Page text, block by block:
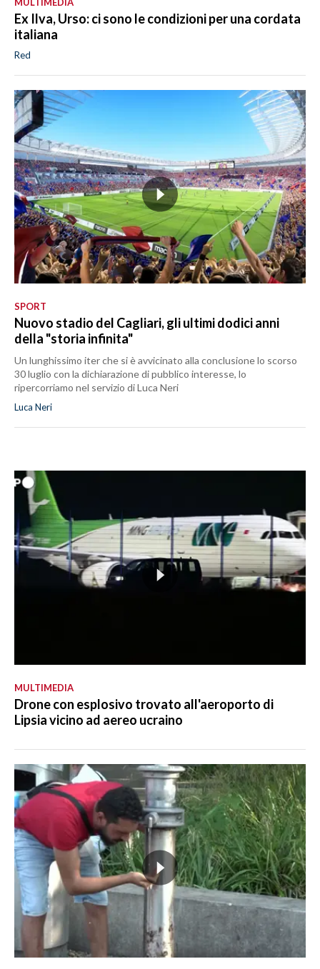
MULTIMEDIA
Ex Ilva, Urso: ci sono le condizioni per una cordata
italiana
Red
SPORT
Nuovo stadio del Cagliari, gli ultimi dodici anni
della "storia infinita"
Un lunghissimo iter che si è avvicinato alla conclusione lo scorso
30 luglio con la dichiarazione di pubblico interesse, lo
ripercorriamo nel servizio di Luca Neri
Luca Neri
MULTIMEDIA
Drone con esplosivo trovato all'aeroporto di
Lipsia vicino ad aereo ucraino